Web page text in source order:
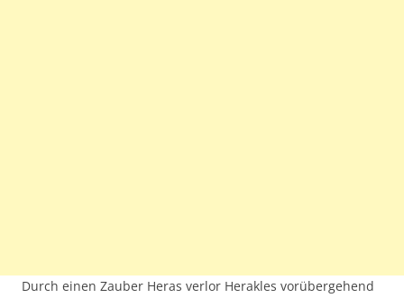
Durch einen Zauber Heras verlor Herakles vorübergehend